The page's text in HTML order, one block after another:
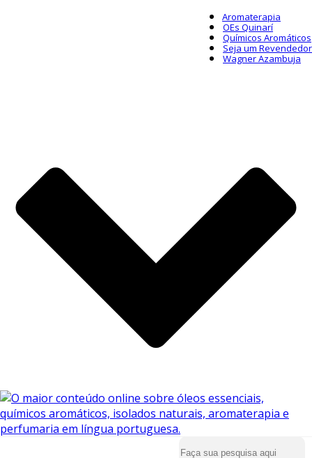
Aromaterapia
OEs Quinarí
Químicos Aromáticos
Seja um Revendedor
Wagner Azambuja